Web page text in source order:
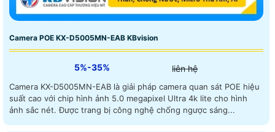
Camera POE KX-D5005MN-EAB KBvision
5%-35% liên hệ
Camera KX-D5005MN-EAB là giải pháp camera quan sát POE hiệu
suất cao với chip hình ảnh 5.0 megapixel Ultra 4k lite cho hình
ảnh sắc nét. Được trang bị công nghệ chống ngược sáng...